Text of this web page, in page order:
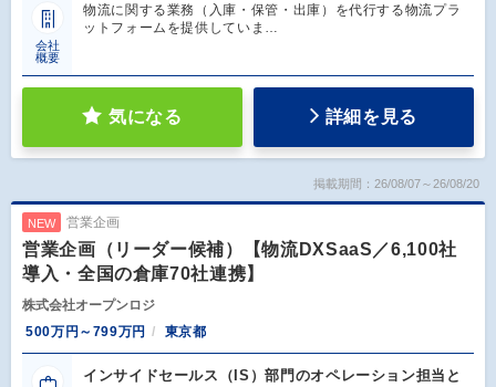
会社
概要
物流に関する業務（入庫・保管・出庫）を代行する物流プラ
ットフォームを提供していま…
気になる 詳細を見る
掲載期間：26/08/07～26/08/20
NEW 営業企画
営業企画（リーダー候補）【物流DXSaaS／6,100社
導入・全国の倉庫70社連携】
株式会社オープンロジ
500万円～799万円
東京都
インサイドセールス（IS）部門のオペレーション担当と